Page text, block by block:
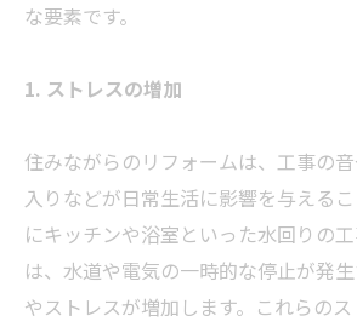
な要素です。
1. ストレスの増加
住みながらのリフォームは、工事の
入りなどが日常生活に影響を与える
にキッチンや浴室といった水回りの
は、水道や電気の一時的な停止が発
やストレスが増加します。これらの